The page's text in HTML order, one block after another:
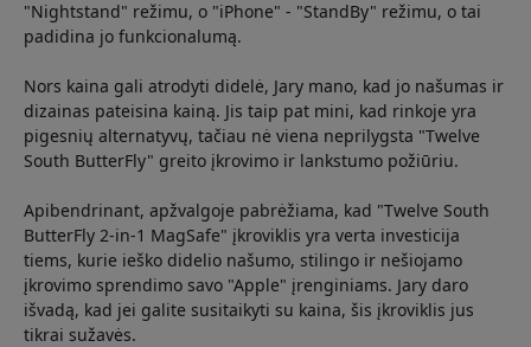
"Nightstand" režimu, o "iPhone" - "StandBy" režimu, o tai
padidina jo funkcionalumą.
Nors kaina gali atrodyti didelė, Jary mano, kad jo našumas ir
dizainas pateisina kainą. Jis taip pat mini, kad rinkoje yra
pigesnių alternatyvų, tačiau nė viena neprilygsta "Twelve
South ButterFly" greito įkrovimo ir lankstumo požiūriu.
Apibendrinant, apžvalgoje pabrėžiama, kad "Twelve South
ButterFly 2-in-1 MagSafe" įkroviklis yra verta investicija
tiems, kurie ieško didelio našumo, stilingo ir nešiojamo
įkrovimo sprendimo savo "Apple" įrenginiams. Jary daro
išvadą, kad jei galite susitaikyti su kaina, šis įkroviklis jus
tikrai sužavės.